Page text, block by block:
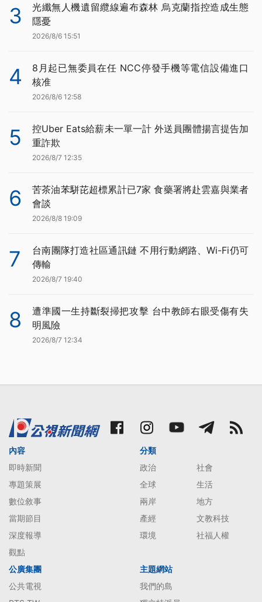
3
光纖無人機遺留纜線遍布森林 烏克蘭指控造成生態
隱憂
2026/8/6 15:51
4
8月起已無委員在任 NCC停發手機等電信設備進口
核准
2026/8/6 12:58
5
控Uber Eats給薪未一單一計 外送員團體揚言提告加
重詐欺
2026/8/7 12:35
6
苦茶油苯駢芘超標累計已7家 食藥署將赴雲嘉與業者
會談
2026/8/8 19:09
7
台南團隊打造社區通訊鏈 不用行動網路、Wi-Fi仍可
傳輸
2026/8/7 19:40
8
遭準國一生持斷裂掃把攻擊 台中教師右眼受傷有失
明風險
2026/8/7 12:34
內容
即時新聞
專題策展
數位敘事
當期節目
深度報導
觀點
分類
政治
社會
全球
生活
兩岸
地方
產經
文教科技
環境
社福人權
公廣集團
公共電視
主題網站
我們的島